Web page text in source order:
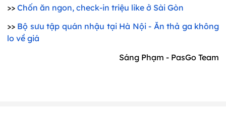
>> Chốn ăn ngon, check-in triệu like ở Sài Gòn
>> Bộ sưu tập quán nhậu tại Hà Nội - Ăn thả ga không
lo về giá
Sáng Phạm - PasGo Team